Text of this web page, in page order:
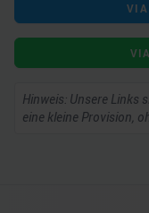
Hinweis: Unsere Links
eine kleine Provision,